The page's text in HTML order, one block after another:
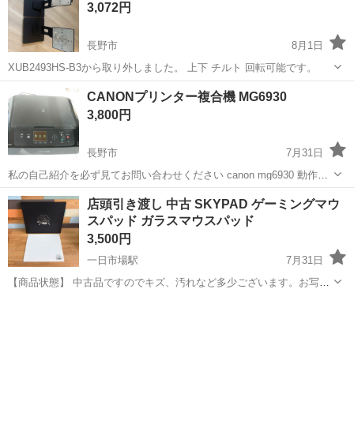
・接客なし&裏方作業!モクモ...
3,072円
長野市
8月1日
XUB2493HS-B3から取り外しました。 上下 チルト 回転可能です。
長野市
CANONプリンター複合機 MG6930
3,800円
長野市
7月31日
私の自己紹介を必ず見てお問い合わせください canon mg6930 動作確
認済み 注意事項 ① プリンター入れ替え資金獲得の為
すでに3品取引が終わり あと3品 終わった時点で終了とさ
せ...
長野 長野市 プリンター CANON
店頭引き渡し 中古 SKYPAD ゲーミングマウ
スパッド ガラスマウスパッド
3,500円
一日市場駅
7月31日
【商品状態】 中古品ですのでキズ、汚れなど多少ございます。お写真